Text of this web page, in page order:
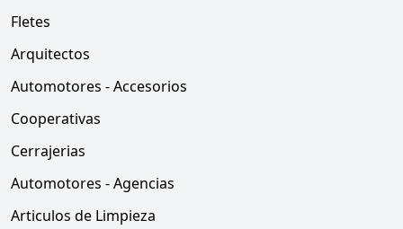
Fletes
Arquitectos
Automotores - Accesorios
Cooperativas
Cerrajerias
Automotores - Agencias
Articulos de Limpieza